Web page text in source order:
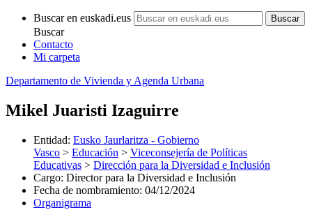
Buscar en euskadi.eus
Buscar
Contacto
Mi carpeta
Departamento de Vivienda y Agenda Urbana
Mikel Juaristi Izaguirre
Entidad: Eusko Jaurlaritza - Gobierno
Vasco > Educación > Viceconsejería de Políticas
Educativas > Dirección para la Diversidad e Inclusión
Cargo: Director para la Diversidad e Inclusión
Fecha de nombramiento: 04/12/2024
Organigrama